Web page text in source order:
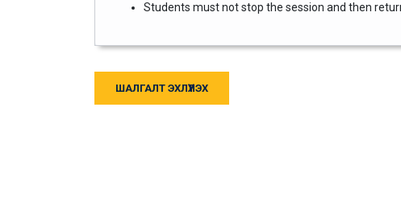
Students must not stop the session and then
ШАЛГАЛТ ЭХЛҮҮЛЭХ